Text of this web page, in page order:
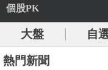
個股PK
大盤 自
熱門新聞